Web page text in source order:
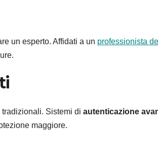
un esperto. Affidati a un professionista
Sistemi di autenticazione
maggiore.